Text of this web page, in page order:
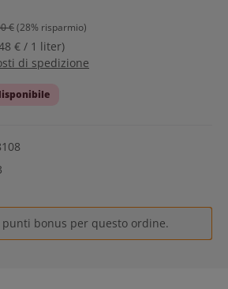
€(28% risparmio)
€ / 1 liter)
di spedizione
punti bonus per questo ordine.